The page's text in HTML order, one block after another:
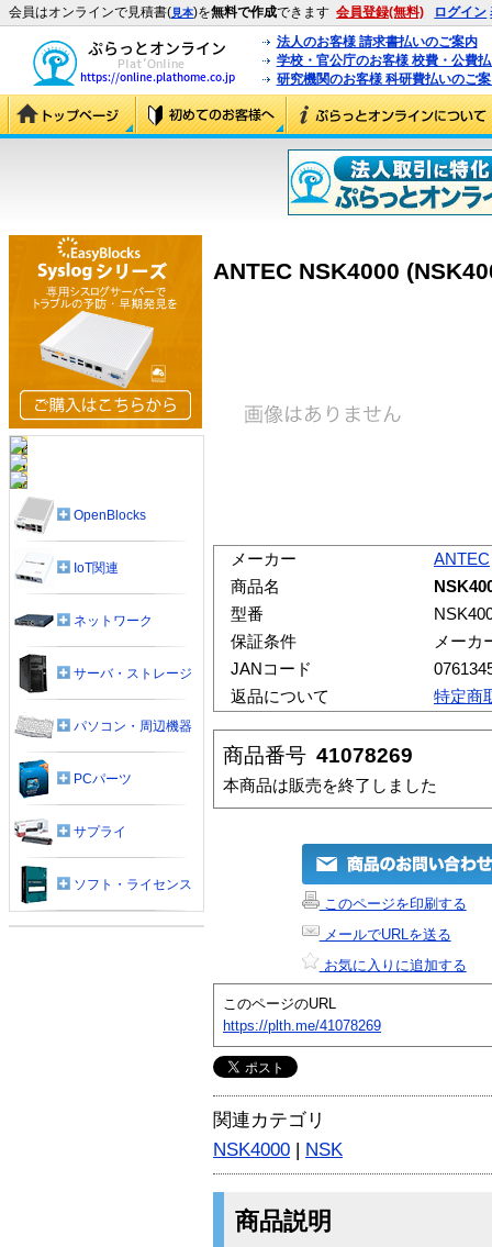
会員はオンラインで見積書(見本)を無料で作成できます 会員登録(無料) ログイン
法人のお客様 請求書払いのご案内
学校・官公庁のお客様 校費・公費
研究機関のお客様 科研費払いのご
ANTEC NSK4000
メーカー
ANTEC
商品名
型番
保証条件
メーカ
JANコード
返品について
特定商
商品番号 41078269
本商品は販売を終了しました
このページを印刷する
メールでURLを送る
お気に入りに追加する
このページのURL
https://plth.me/41078269
関連カテゴリ
NSK4000 | NSK
商品説明
OpenBlocks
IoT関連
ネットワーク
サーバ・ストレージ
パソコン・周辺機器
PCパーツ
サプライ
ソフト・ライセンス